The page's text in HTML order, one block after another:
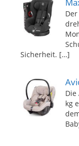
Sicherheit. […]
Die
kg